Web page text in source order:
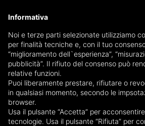
Receive a copy of the
Choose
Informativa
Noi e terze parti selezionate utilizziamo
per finalità tecniche e, con il tuo
“miglioramento dell`esperienza”,
pubblicità”. Il rifiuto del consenso può
relative funzioni.
Puoi liberamente prestare, rifiutare o
in qualsiasi momento, secondo le
browser.
Usa il pulsante “Accetta” per
tecnologie. Usa il pulsante “Rifiuta” per